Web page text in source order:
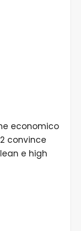
economico
convince
e high